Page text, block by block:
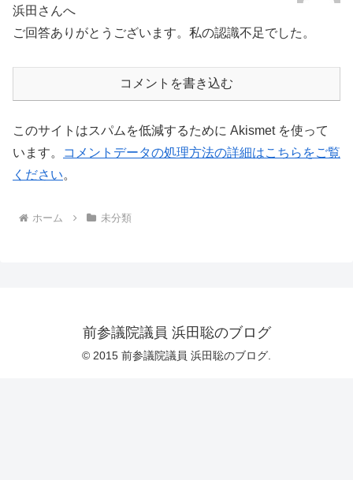
浜田さんへ
ご回答ありがとうございます。私の認識不足でした。
コメントを書き込む
このサイトはスパムを低減するために Akismet を使って
います。
コメントデータの処理方法の詳細はこちらをご覧
ください。
ホーム 未分類
前参議院議員 浜田聡のブログ
© 2015 前参議院議員 浜田聡のブログ.